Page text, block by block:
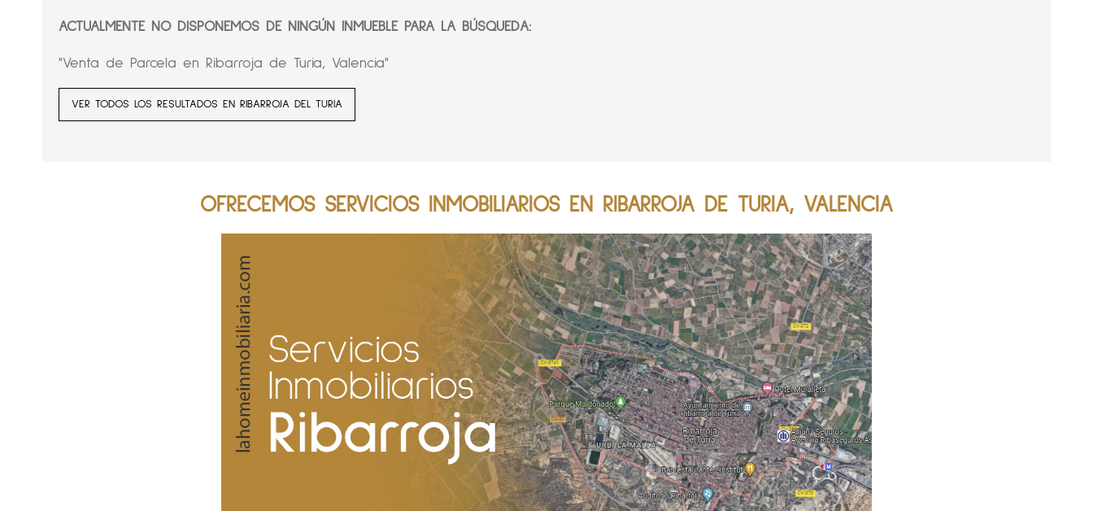
ACTUALMENTE NO DISPONEMOS DE NINGÚN INMUEBLE PARA LA BÚSQUEDA:
"Venta de Parcela en Ribarroja de Turia, Valencia"
VER TODOS LOS RESULTADOS EN RIBARROJA DEL TURIA
OFRECEMOS SERVICIOS INMOBILIARIOS EN RIBARROJA DE TURIA, VALENCIA